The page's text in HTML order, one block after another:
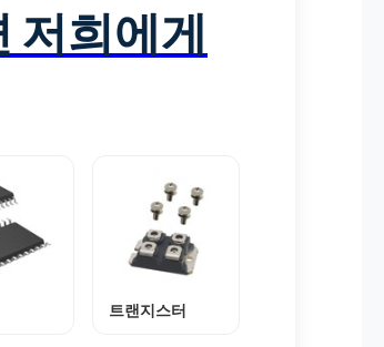
저희에게
트랜지스터